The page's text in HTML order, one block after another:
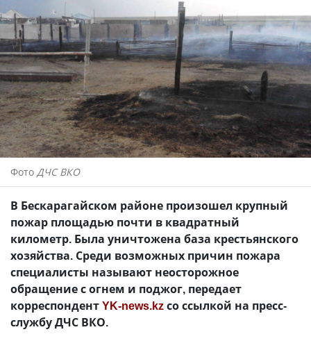
Фото ДЧС ВКО
В Бескарагайском районе произошел крупный
пожар площадью почти в квадратный
километр. Была уничтожена база крестьянского
хозяйства. Среди возможных причин пожара
специалисты называют неосторожное
обращение с огнем и поджог, передает
корреспондентYK-news.kzсо ссылкой на пресс-
службу ДЧС ВКО.